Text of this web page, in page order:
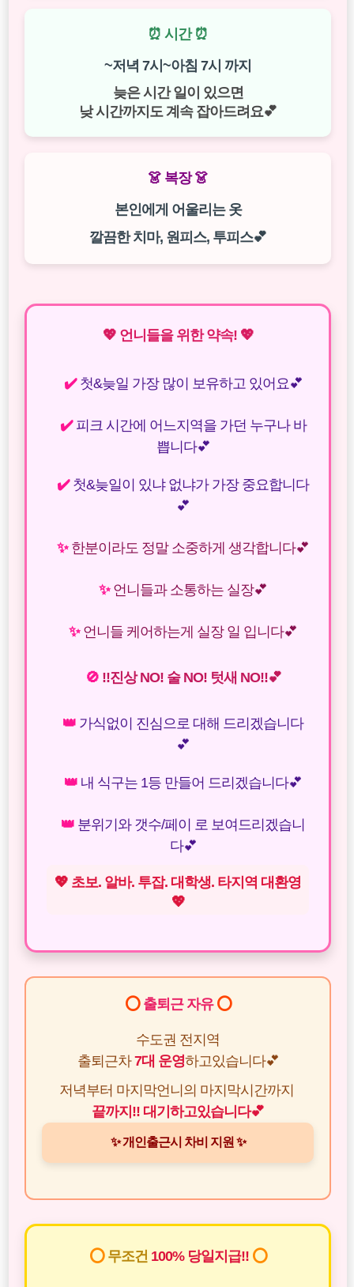
⏰ 시간 ⏰
~저녁 7시~아침 7시 까지
늦은 시간 일이 있으면
낮 시간까지도 계속 잡아드려요💕
👗 복장 👗
본인에게 어울리는 옷
깔끔한 치마, 원피스, 투피스💕
💖 언니들을 위한 약속! 💖
✔️첫&늦일 가장 많이 보유하고 있어요💕
✔️피크 시간에 어느지역을 가던 누구나 바
쁩니다💕
✔️첫&늦일이 있냐 없냐가 가장 중요합니다
💕
✨한분이라도 정말 소중하게 생각합니다💕
✨언니들과 소통하는 실장💕
✨언니들 케어하는게 실장 일 입니다💕
🚫!!진상 NO! 술 NO! 텃새 NO!!💕
👑 가식없이 진심으로 대해 드리겠습니다
💕
👑 내 식구는 1등 만들어 드리겠습니다💕
👑 분위기와 갯수/페이 로 보여드리겠습니
다💕
💖 초보. 알바. 투잡. 대학생. 타지역 대환영
💖
⭕출퇴근 자유 ⭕
수도권 전지역
출퇴근차7대 운영하고있습니다💕
저녁부터 마지막언니의 마지막시간까지
끝까지!! 대기하고있습니다💕
✨ 개인출근시 차비 지원 ✨
⭕무조건 100% 당일지급!! ⭕